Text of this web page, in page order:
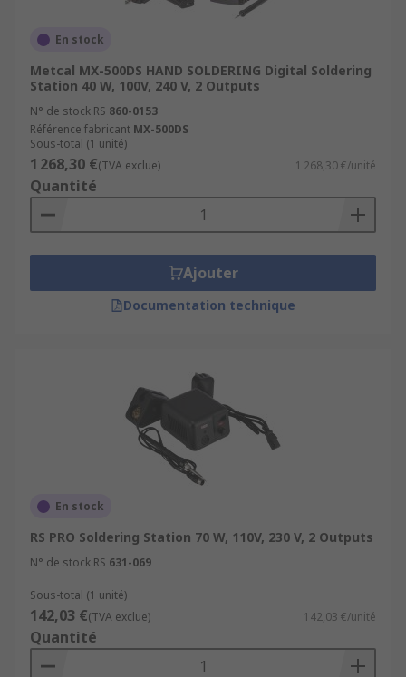
En stock
Metcal MX-500DS HAND SOLDERING Digital Soldering
Station 40 W, 100V, 240 V, 2 Outputs
N° de stock RS 860-0153
Référence fabricant MX-500DS
Sous-total (1 unité)
1 268,30 €(TVA exclue) 1 268,30 €/unité
Quantité
Ajouter
Documentation technique
En stock
RS PRO Soldering Station 70 W, 110V, 230 V, 2 Outputs
N° de stock RS 631-069
Sous-total (1 unité)
142,03 €(TVA exclue) 142,03 €/unité
Quantité